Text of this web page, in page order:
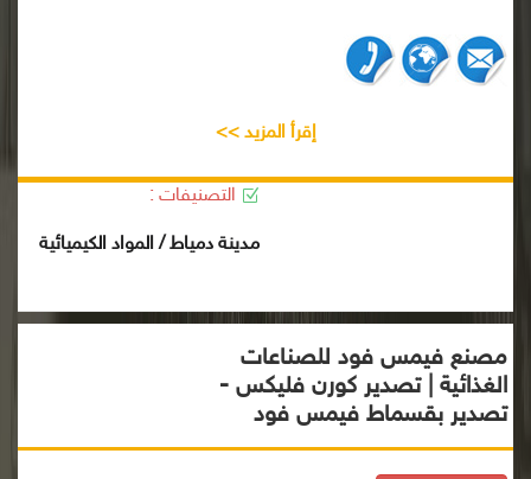
إقرأ المزيد >>
التصنيفات :
مدينة دمياط / المواد الكيميائية
مصنع فيمس فود للصناعات
الغذائية | تصدير كورن فليكس -
تصدير بقسماط فيمس فود